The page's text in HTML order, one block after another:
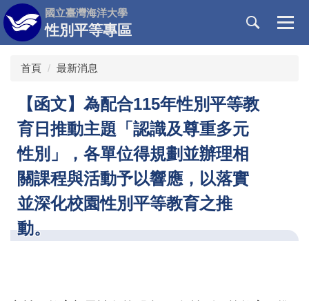
跳
到
主
國立臺灣海洋大學
性別平等專區
首頁 最新消息
【函文】為配合115年性別平等教
育日推動主題「認識及尊重多元
性別」，各單位得規劃並辦理相
關課程與活動予以響應，以落實
並深化校園性別平等教育之推
動。